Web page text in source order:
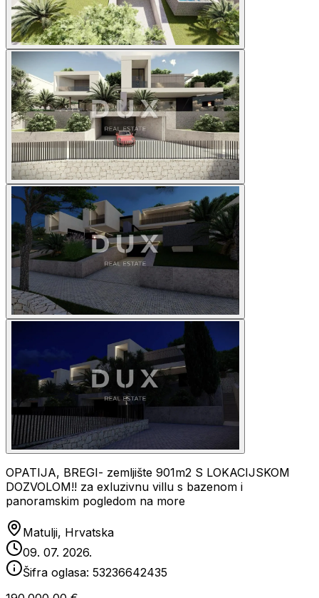
OPATIJA, BREGI- zemljište 901m2 S LOKACIJSKOM
DOZVOLOM!! za exluzivnu villu s bazenom i
panoramskim pogledom na more
Matulji, Hrvatska
09. 07. 2026.
Šifra oglasa: 53236642435